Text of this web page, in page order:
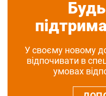
У своєму новому
відпочивати в
умовах